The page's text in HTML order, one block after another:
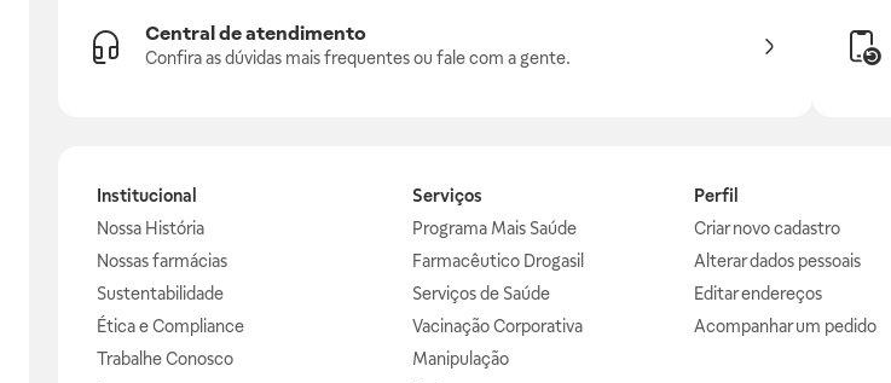
Central de atendimento
Confira as dúvidas mais frequentes ou fale com a gente.
Institucional
Nossa História
Nossas farmácias
Sustentabilidade
Ética e Compliance
Trabalhe Conosco
Serviços
Programa Mais Saúde
Farmacêutico Drogasil
Serviços de Saúde
Vacinação Corporativa
Manipulação
Perfil
Criar novo cadastro
Alterar dados pessoais
Editar endereços
Acompanhar um pedido